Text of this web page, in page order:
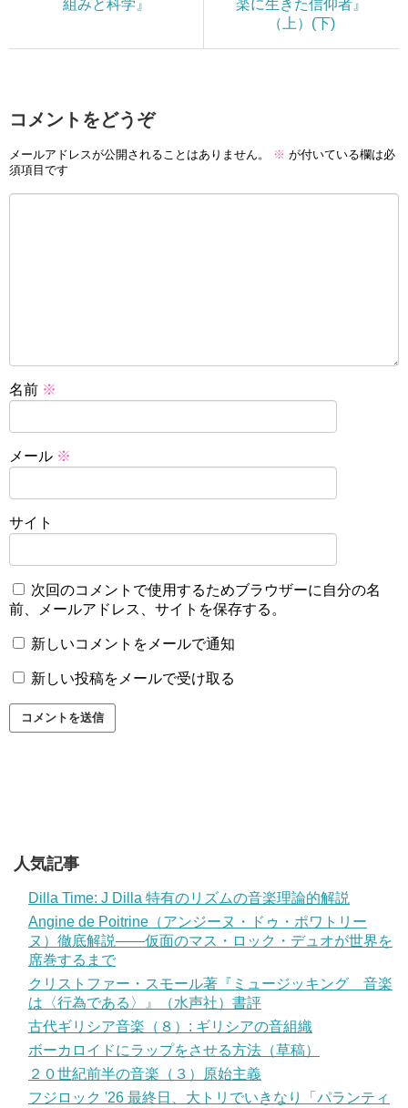
組みと科学』
楽に生きた信仰者』
（上）(下)
コメントをどうぞ
メールアドレスが公開されることはありません。 ※ が付いている欄は必
須項目です
名前 ※
メール ※
サイト
次回のコメントで使用するためブラウザーに自分の名
前、メールアドレス、サイトを保存する。
新しいコメントをメールで通知
新しい投稿をメールで受け取る
人気記事
Dilla Time: J Dilla 特有のリズムの音楽理論的解説
Angine de Poitrine（アンジーヌ・ドゥ・ポワトリー
ヌ）徹底解説——仮面のマス・ロック・デュオが世界を
席巻するまで
クリストファー・スモール著『ミュージッキング 音楽
は〈行為である〉』（水声社）書評
古代ギリシア音楽（８）: ギリシアの音組織
ボーカロイドにラップをさせる方法（草稿）
２０世紀前半の音楽（３）原始主義
フジロック '26 最終日、大トリでいきなり「パランティ